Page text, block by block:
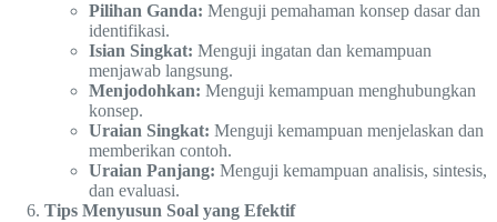
Pilihan Ganda: Menguji pemahaman konsep dasar dan
identifikasi.
Isian Singkat: Menguji ingatan dan kemampuan
menjawab langsung.
Menjodohkan: Menguji kemampuan menghubungkan
konsep.
Uraian Singkat: Menguji kemampuan menjelaskan dan
memberikan contoh.
Uraian Panjang: Menguji kemampuan analisis, sintesis,
dan evaluasi.
Tips Menyusun Soal yang Efektif